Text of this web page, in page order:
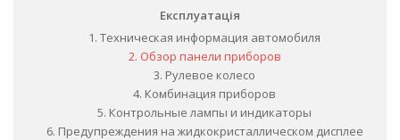
Експлуатація
1. Техническая информация автомобиля
2. Обзор панели приборов
3. Рулевое колесо
4. Комбинация приборов
5. Контрольные лампы и индикаторы
6. Предупреждения на жидкокристаллическом дисплее